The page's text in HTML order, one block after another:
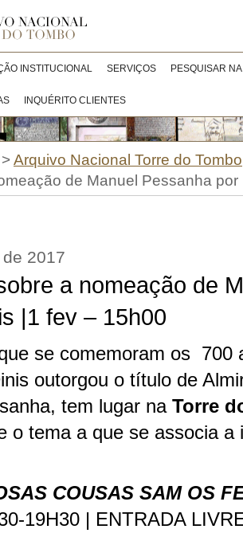
INSTITUCIONAL SERVIÇOS PESQUISAR
INQUÉRITO CLIENTES
>Arquivo Nacional Torre do Tombo
de Manuel Pessanha
2017
a nomeação de
|1 fev – 15h00
se comemoram os 700
outorgou o título de
tem lugar na Torre
o tema a que se associa a
COUSAS SAM OS
19H30 | ENTRADA